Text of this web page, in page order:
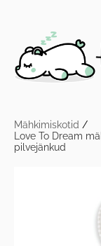
Mähkimiskotid /
Love To Dream
pilvejänkud